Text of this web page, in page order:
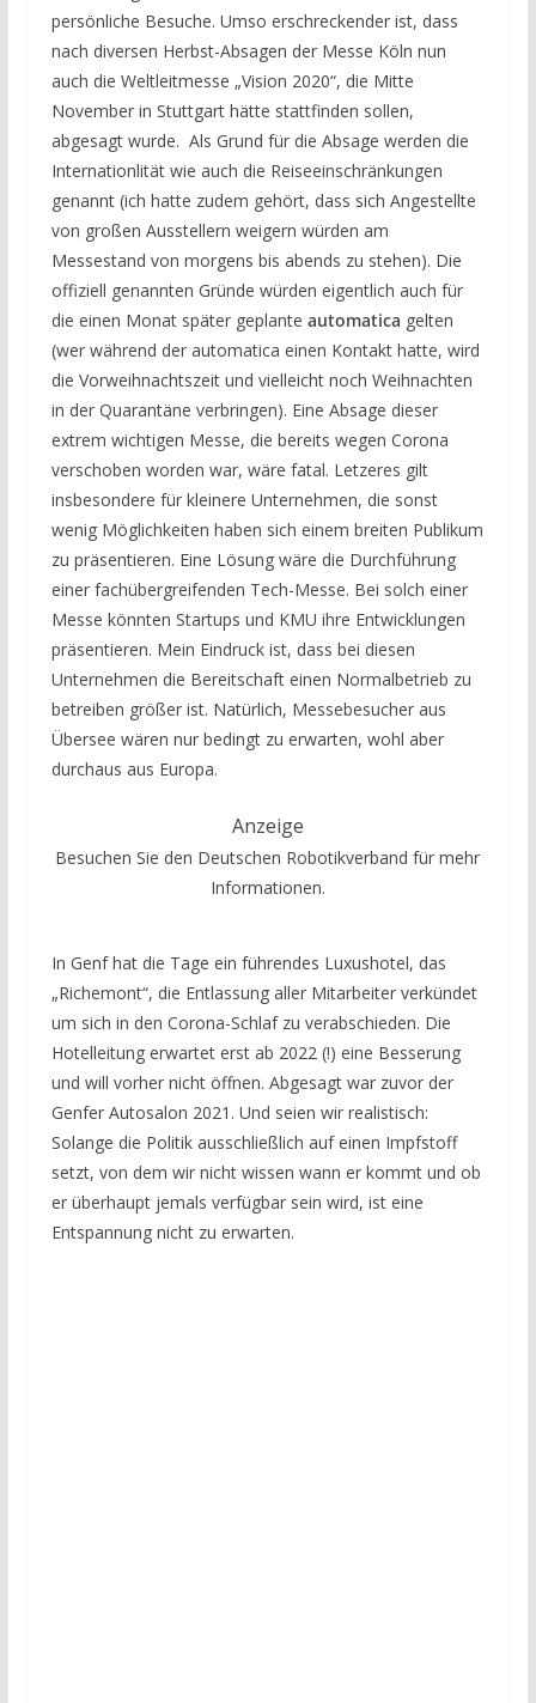
persönliche Besuche. Umso erschreckender ist, dass
nach diversen Herbst-Absagen der Messe Köln nun
auch die Weltleitmesse „Vision 2020“, die Mitte
November in Stuttgart hätte stattfinden sollen,
abgesagt wurde. Als Grund für die Absage werden die
Internationlität wie auch die Reiseeinschränkungen
genannt (ich hatte zudem gehört, dass sich Angestellte
von großen Ausstellern weigern würden am
Messestand von morgens bis abends zu stehen). Die
offiziell genannten Gründe würden eigentlich auch für
die einen Monat später geplante automatica gelten
(wer während der automatica einen Kontakt hatte, wird
die Vorweihnachtszeit und vielleicht noch Weihnachten
in der Quarantäne verbringen). Eine Absage dieser
extrem wichtigen Messe, die bereits wegen Corona
verschoben worden war, wäre fatal. Letzeres gilt
insbesondere für kleinere Unternehmen, die sonst
wenig Möglichkeiten haben sich einem breiten Publikum
zu präsentieren. Eine Lösung wäre die Durchführung
einer fachübergreifenden Tech-Messe. Bei solch einer
Messe könnten Startups und KMU ihre Entwicklungen
präsentieren. Mein Eindruck ist, dass bei diesen
Unternehmen die Bereitschaft einen Normalbetrieb zu
betreiben größer ist. Natürlich, Messebesucher aus
Übersee wären nur bedingt zu erwarten, wohl aber
durchaus aus Europa.
Anzeige
Besuchen Sie den Deutschen Robotikverband für mehr
Informationen.
In Genf hat die Tage ein führendes Luxushotel, das
„Richemont“, die Entlassung aller Mitarbeiter verkündet
um sich in den Corona-Schlaf zu verabschieden. Die
Hotelleitung erwartet erst ab 2022 (!) eine Besserung
und will vorher nicht öffnen. Abgesagt war zuvor der
Genfer Autosalon 2021. Und seien wir realistisch:
Solange die Politik ausschließlich auf einen Impfstoff
setzt, von dem wir nicht wissen wann er kommt und ob
er überhaupt jemals verfügbar sein wird, ist eine
Entspannung nicht zu erwarten.